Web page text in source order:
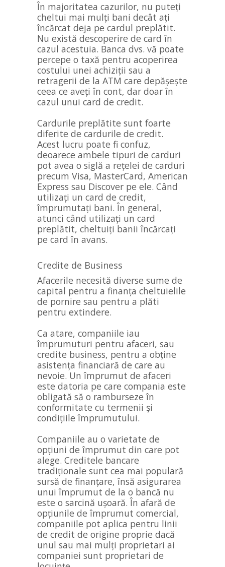
În majoritatea cazurilor, nu puteți
cheltui mai mulți bani decât ați
încărcat deja pe cardul preplătit.
Nu există descoperire de card în
cazul acestuia. Banca dvs. vă poate
percepe o taxă pentru acoperirea
costului unei achiziții sau a
retragerii de la ATM care depășește
ceea ce aveți în cont, dar doar în
cazul unui card de credit.
Cardurile preplătite sunt foarte
diferite de cardurile de credit.
Acest lucru poate fi confuz,
deoarece ambele tipuri de carduri
pot avea o siglă a rețelei de carduri
precum Visa, MasterCard, American
Express sau Discover pe ele. Când
utilizați un card de credit,
împrumutați bani. În general,
atunci când utilizați un card
preplătit, cheltuiți banii încărcați
pe card în avans.
Credite de Business
Afacerile necesită diverse sume de
capital pentru a finanța cheltuielile
de pornire sau pentru a plăti
pentru extindere.
Ca atare, companiile iau
împrumuturi pentru afaceri, sau
credite business, pentru a obține
asistența financiară de care au
nevoie. Un împrumut de afaceri
este datoria pe care compania este
obligată să o ramburseze în
conformitate cu termenii și
condițiile împrumutului.
Companiile au o varietate de
opțiuni de împrumut din care pot
alege. Creditele bancare
tradiționale sunt cea mai populară
sursă de finanțare, însă asigurarea
unui împrumut de la o bancă nu
este o sarcină ușoară. În afară de
opțiunile de împrumut comercial,
companiile pot aplica pentru linii
de credit de origine proprie dacă
unul sau mai mulți proprietari ai
companiei sunt proprietari de